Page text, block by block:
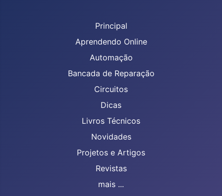
Principal
Aprendendo Online
Automação
Bancada de Reparação
Circuitos
Dicas
Livros Técnicos
Novidades
Projetos e Artigos
Revistas
mais ...